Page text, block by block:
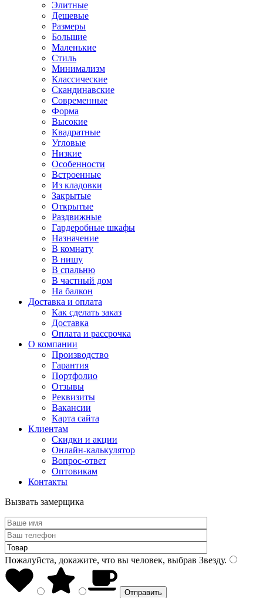
Элитные
Дешевые
Размеры
Большие
Маленькие
Стиль
Минимализм
Классические
Скандинавские
Современные
Форма
Высокие
Квадратные
Угловые
Низкие
Особенности
Встроенные
Из кладовки
Закрытые
Открытые
Раздвижные
Гардеробные шкафы
Назначение
В комнату
В нишу
В спальню
В частный дом
На балкон
Доставка и оплата
Как сделать заказ
Доставка
Оплата и рассрочка
О компании
Производство
Гарантия
Портфолио
Отзывы
Реквизиты
Вакансии
Карта сайта
Клиентам
Скидки и акции
Онлайн-калькулятор
Вопрос-ответ
Оптовикам
Контакты
Вызвать замерщика
Пожалуйста, докажите, что вы человек, выбрав Звезду.